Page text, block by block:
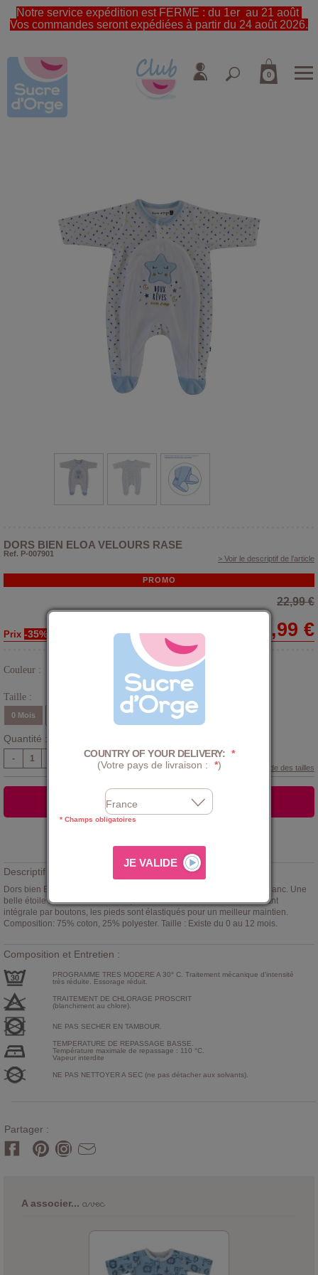
Notre service expédition est FERME : du 1er au 21 août
Vos commandes seront expédiées à partir du 24 août 2026.
0
DORS BIEN ELOA VELOURS RASE
Ref. P-007901
> Voir le descriptif de l'article
PROMO
22,99 €
Prix -35% 14,99 €
Couleur :
Taille :
0 Mois 6 Mois 9 Mois
Quantité :
-
Guide des tailles
AJOUTER AU PANIER
Descriptif :
Dors bien Eloa Sucre d'Orge imprimé géométrique bleu sur un fond blanc. Une
belle étoile brodée sur le devant pour une douce nuit. Ouverture devant
intégrale par boutons, les pieds sont élastiqués pour un meilleur maintien.
Composition: 75% coton, 25% polyester. Taille : Existe du 0 au 12 mois.
Composition et Entretien :
PROGRAMME TRES MODERE A 30° C. Traitement mécanique d'intensité
très réduite. Essorage réduit.
TRAITEMENT DE CHLORAGE PROSCRIT
(blanchiment au chlore).
NE PAS SECHER EN TAMBOUR.
TEMPERATURE DE REPASSAGE BASSE.
Température maximale de repassage : 110 °C.
Vapeur interdite
NE PAS NETTOYER A SEC (ne pas détacher aux solvants).
Partager :
A associer...
COUNTRY OF YOUR DELIVERY: *
(Votre pays de livraison :
*)
* Champs obligatoires